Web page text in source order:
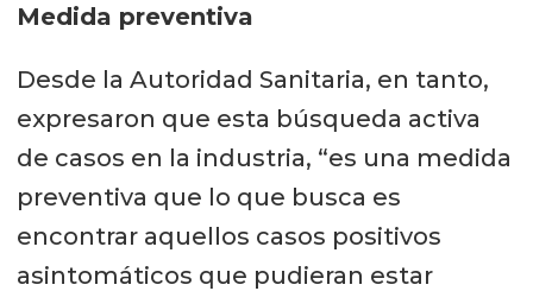
Medida preventiva
Desde la Autoridad Sanitaria, en tanto,
expresaron que esta búsqueda activa
de casos en la industria, “es una medida
preventiva que lo que busca es
encontrar aquellos casos positivos
asintomáticos que pudieran estar